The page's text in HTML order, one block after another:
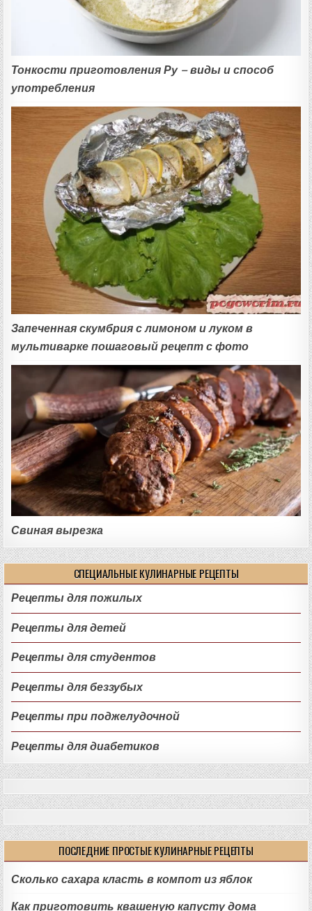
Тонкости приготовления Ру – виды и способ
употребления
Запеченная скумбрия с лимоном и луком в
мультиварке пошаговый рецепт с фото
Свиная вырезка
СПЕЦИАЛЬНЫЕ КУЛИНАРНЫЕ РЕЦЕПТЫ
Рецепты для пожилых
Рецепты для детей
Рецепты для студентов
Рецепты для беззубых
Рецепты при поджелудочной
Рецепты для диабетиков
ПОСЛЕДНИЕ ПРОСТЫЕ КУЛИНАРНЫЕ РЕЦЕПТЫ
Сколько сахара класть в компот из яблок
Как приготовить квашеную капусту дома